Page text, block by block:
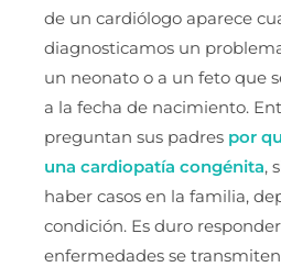
de un cardiólogo aparece
diagnosticamos un
un neonato o a un feto que
a la fecha de nacimiento.
preguntan sus padres por
una cardiopatía congénita,
haber casos en la familia,
condición. Es duro
enfermedades se